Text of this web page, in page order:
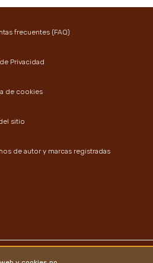
frecuentes (FAQ)
Privacidad
de cookies
sitio
de autor y marcas registradas